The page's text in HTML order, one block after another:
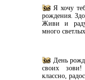
Я хочу
рождения.
Живи и
много
День
своих
классно,